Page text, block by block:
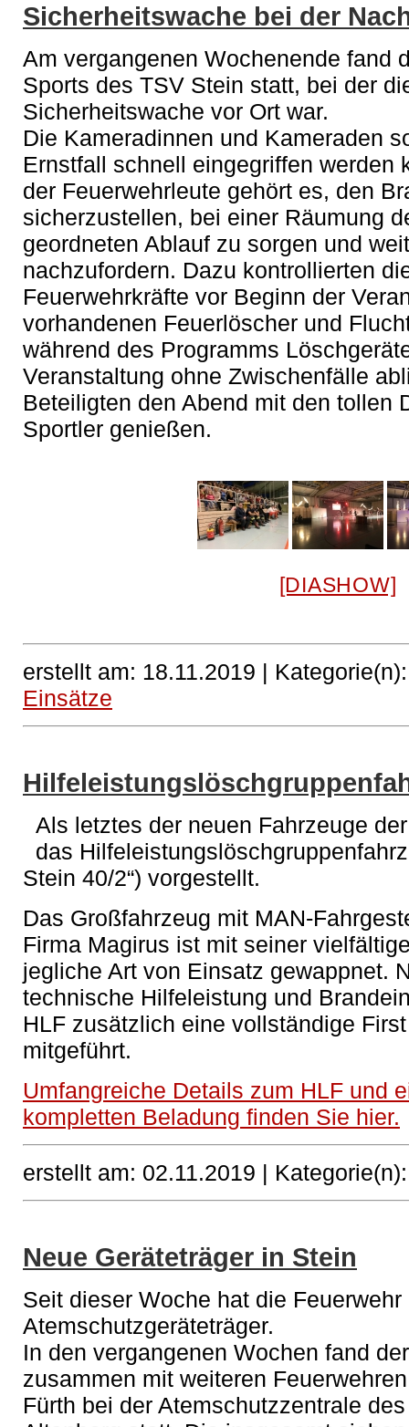
Sicherheitswache bei der
Am vergangenen Wochenende fand
Sports des TSV Stein statt, bei der
Sicherheitswache vor Ort war.
Die Kameradinnen und Kameraden
Ernstfall schnell eingegriffen werden
der Feuerwehrleute gehört es, den
sicherzustellen, bei einer Räumung
geordneten Ablauf zu sorgen und
nachzufordern. Dazu kontrollierten
Feuerwehrkräfte vor Beginn der
vorhandenen Feuerlöscher und
während des Programms
Veranstaltung ohne Zwischenfälle
Beteiligten den Abend mit den tollen
Sportler genießen.
[DIASHOW]
erstellt am: 18.11.2019 |
Einsätze
Als letztes der neuen Fahrzeuge
das
Stein 40/2“) vorgestellt.
Das Großfahrzeug mit MAN-
Firma Magirus ist mit seiner
jegliche Art von Einsatz gewappnet.
technische Hilfeleistung und
HLF zusätzlich eine vollständige
mitgeführt.
Umfangreiche Details zum HLF und
kompletten Beladung finden Sie hier.
erstellt am: 02.11.2019 |
Neue Geräteträger in Stein
Seit dieser Woche hat die
Atemschutzgeräteträger.
In den vergangenen Wochen fand
zusammen mit weiteren
Fürth bei der Atemschutzzentrale